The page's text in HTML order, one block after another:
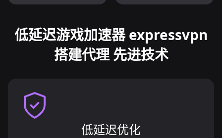
低延迟游戏加速器 expressvpn
搭建代理 先进技术
低延迟优化